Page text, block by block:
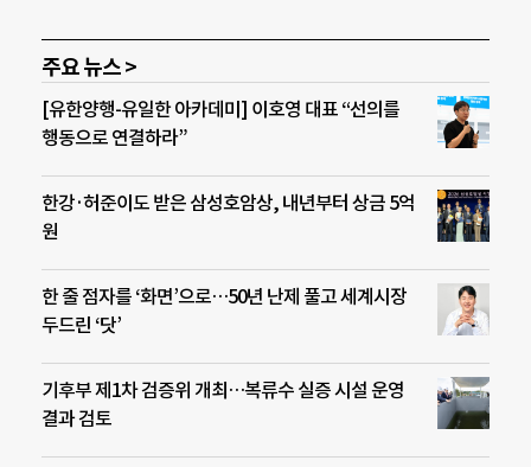
주요 뉴스 >
[유한양행-유일한 아카데미] 이호영 대표 “선의를
행동으로 연결하라”
한강·허준이도 받은 삼성호암상, 내년부터 상금 5억
원
한 줄 점자를 ‘화면’으로…50년 난제 풀고 세계시장
두드린 ‘닷’
기후부 제1차 검증위 개최…복류수 실증 시설 운영
결과 검토